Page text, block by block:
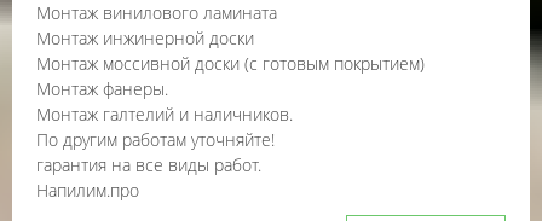
Монтаж винилового ламината
Монтаж инжинерной доски
Монтаж моссивной доски (с готовым покрытием)
Монтаж фанеры.
Монтаж галтелий и наличников.
По другим работам уточняйте!
гарантия на все виды работ.
Напилим.про